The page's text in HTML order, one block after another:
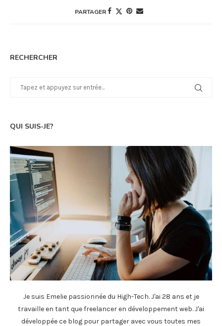
PARTAGER
RECHERCHER
QUI SUIS-JE?
Je suis Emelie passionnée du High-Tech. J'ai 28 ans et je
travaille en tant que freelancer en développement web. J'ai
développée ce blog pour partager avec vous toutes mes